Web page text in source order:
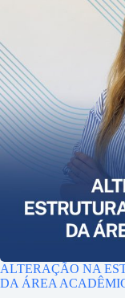
ALTERAÇÃO NA
DA ÁREA